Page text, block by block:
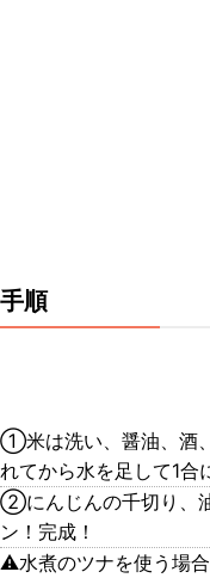
手順
①米は洗い、醤油、酒
れてから水を足して1合
②にんじんの千切り、
ン！完成！
⚠️水煮のツナを使う場